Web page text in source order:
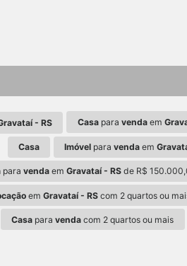
- RS Casapara vendaem
Casa Imóvel paravenda em
para vendaem Gravataí - RSde R$
em Gravataí - RScom 2 quartos ou
Casa paravenda com 2 quartos ou mais